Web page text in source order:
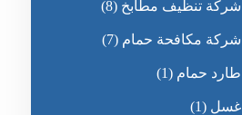
شركة تنظيف مطابخ (8)
شركة مكافحة حمام (7)
طارد حمام (1)
غسل (1)